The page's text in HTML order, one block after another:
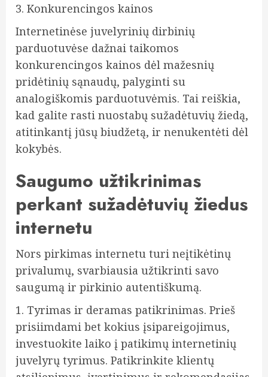
3. Konkurencingos kainos
Internetinėse juvelyrinių dirbinių
parduotuvėse dažnai taikomos
konkurencingos kainos dėl mažesnių
pridėtinių sąnaudų, palyginti su
analogiškomis parduotuvėmis. Tai reiškia,
kad galite rasti nuostabų sužadėtuvių žiedą,
atitinkantį jūsų biudžetą, ir nenukentėti dėl
kokybės.
Saugumo užtikrinimas
perkant sužadėtuvių žiedus
internetu
Nors pirkimas internetu turi neįtikėtinų
privalumų, svarbiausia užtikrinti savo
saugumą ir pirkinio autentiškumą.
1. Tyrimas ir deramas patikrinimas. Prieš
prisiimdami bet kokius įsipareigojimus,
investuokite laiko į patikimų internetinių
juvelyrų tyrimus. Patikrinkite klientų